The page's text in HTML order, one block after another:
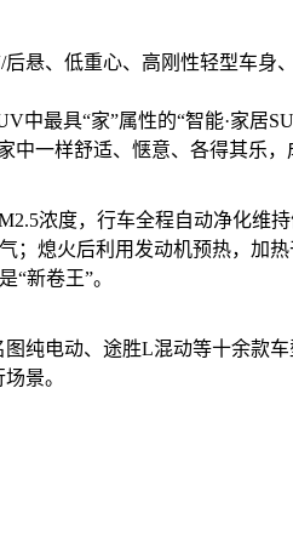
悬、低重心、高刚性轻型车
最具“家”属性的“智能·家居
一样舒适、惬意、各得其乐，
浓度，行车全程自动净化维
熄火后利用发动机预热，加
“新卷王”。
纯电动、途胜L混动等十余款
景。